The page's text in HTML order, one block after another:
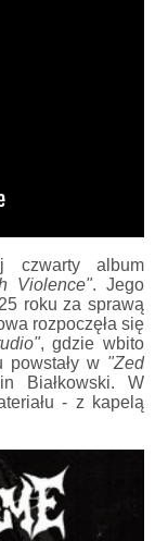
czwarty album
Violence". Jego
roku za sprawą
rozpoczęła się
, gdzie wbito
powstały w "Zed
Białkowski. W
- z kapelą